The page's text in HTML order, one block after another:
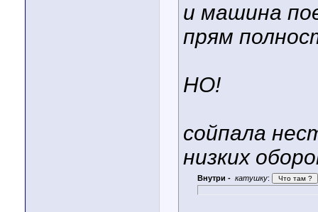
и машина
прям
НО!
сойпала
низких
Внутри - катушку: